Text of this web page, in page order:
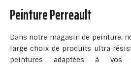
Peinture Perreault
Dans notre magasin de peinture,
large choix de produits ultra
peintures adaptées à vos